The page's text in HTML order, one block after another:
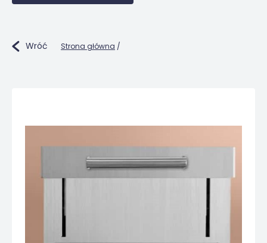
Wróć Strona główna /